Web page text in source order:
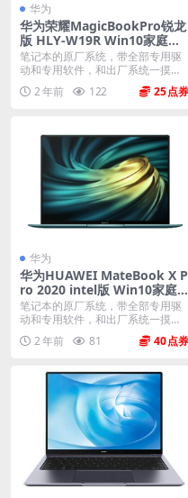
华为
华为荣耀MagicBookPro锐龙
版 HLY-W19R Win10家庭中
文版 原厂oem系统
笔记本的原厂系统，带全部专用驱
动和专用软件，和出厂系统一摸一
样。不带一键还原功能...
2 年前 122 25
华为
华为HUAWEI MateBook X P
ro 2020 intel版 Win10家庭
中文版 原厂oem系统
笔记本的原厂系统，带全部专用驱
动和专用软件，和出厂系统一摸一
样。不带一键还原功能...
2 年前 81 40